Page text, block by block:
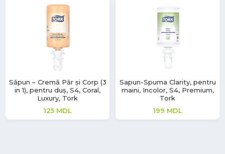
Săpun – Cremă Păr și Corp (3
in 1), pentru duș, S4, Coral,
Luxury, Tork
125 MDL
Sapun-Spuma Clarity, pentru
maini, Incolor, S4, Premium,
Tork
199 MDL